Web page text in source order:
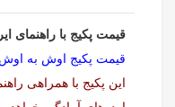
قیمت پکیج با راهنمای
قیمت پکیج اوش به اوش ۱۷۰۰ دلار + هزینه بلیط هواپیما
این پکیج با همراهی